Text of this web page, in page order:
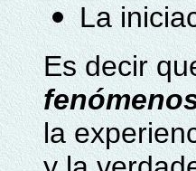
La
Es decir
la